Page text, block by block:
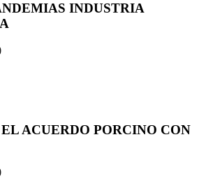
INDUSTRIA
ACUERDO PORCINO CON